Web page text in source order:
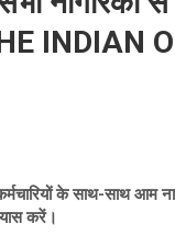
INDIAN
के साथ-साथ
करें।